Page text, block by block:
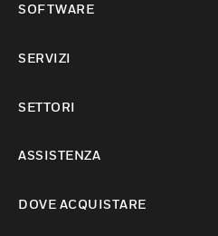
SOFTWARE
SERVIZI
SETTORI
ASSISTENZA
DOVE ACQUISTARE